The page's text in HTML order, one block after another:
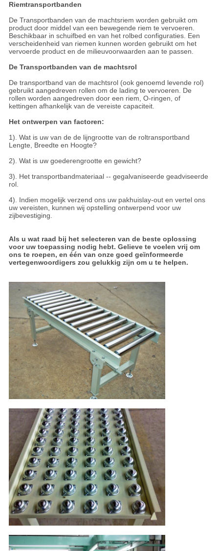
Riemtransportbanden
De Transportbanden van de machtsriem worden gebruikt om
product door middel van een bewegende riem te vervoeren.
Beschikbaar in schuifbed en van het rolbed configuraties. Een
verscheidenheid van riemen kunnen worden gebruikt om het
vervoerde product en de milieuvoorwaarden aan te passen.
De Transportbanden van de machtsrol
De transportband van de machtsrol (ook genoemd levende rol)
gebruikt aangedreven rollen om de lading te vervoeren. De
rollen worden aangedreven door een riem, O-ringen, of
kettingen afhankelijk van de vereiste capaciteit.
Het ontwerpen van factoren:
1). Wat is uw van de de lijngrootte van de roltransportband
Lengte, Breedte en Hoogte?
2). Wat is uw goederengrootte en gewicht?
3). Het transportbandmateriaal -- gegalvaniseerde geadviseerde
rol.
4). Indien mogelijk verzend ons uw pakhuislay-out en vertel ons
uw vereisten, kunnen wij opstelling ontwerpend voor uw
zijbevestiging.
Als u wat raad bij het selecteren van de beste oplossing
voor uw toepassing nodig hebt. Gelieve te voelen vrij om
ons te roepen, en één van onze goed geïnformeerde
vertegenwoordigers zou gelukkig zijn om u te helpen.